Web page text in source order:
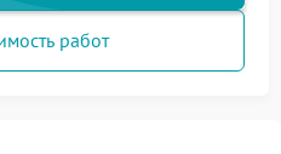
работ